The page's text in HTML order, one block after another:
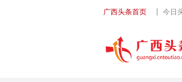
广西头条首页 今日